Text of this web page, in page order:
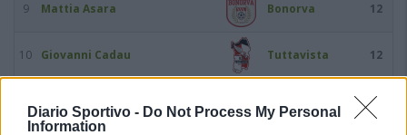
Diario Sportivo - Do Not Process My Personal
Information
9 Mattia Asara Bonorva 12
10 Giovanni Cadau Tuttavista 12
12